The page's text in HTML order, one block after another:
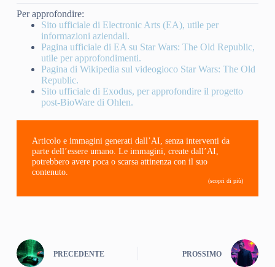
Per approfondire:
Sito ufficiale di Electronic Arts (EA), utile per
informazioni aziendali.
Pagina ufficiale di EA su Star Wars: The Old Republic,
utile per approfondimenti.
Pagina di Wikipedia sul videogioco Star Wars: The Old
Republic.
Sito ufficiale di Exodus, per approfondire il progetto
post-BioWare di Ohlen.
Articolo e immagini generati dall’AI, senza interventi da
parte dell’essere umano. Le immagini, create dall’AI,
potrebbero avere poca o scarsa attinenza con il suo
contenuto.
(scopri di più)
PRECEDENTE PROSSIMO